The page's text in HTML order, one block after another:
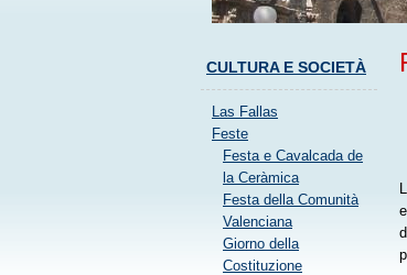
CULTURA E SOCIETÀ
Las Fallas
Feste
Festa e Cavalcada de
la Ceràmica
Festa della Comunità
Valenciana
Giorno della
Costituzione